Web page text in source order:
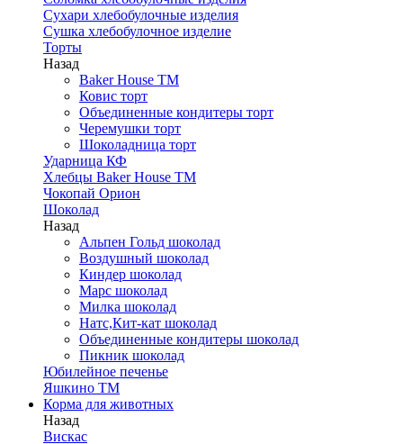
Сухари хлебобулочные изделия
Сушка хлебобулочное изделие
Торты
Назад
Baker House ТМ
Ковис торт
Объединенные кондитеры торт
Черемушки торт
Шоколадница торт
Ударница КФ
Хлебцы Baker House ТМ
Чокопай Орион
Шоколад
Назад
Альпен Гольд шоколад
Воздушный шоколад
Киндер шоколад
Марс шоколад
Милка шоколад
Натс,Кит-кат шоколад
Объединенные кондитеры шоколад
Пикник шоколад
Юбилейное печенье
Яшкино ТМ
Корма для животных
Назад
Вискас